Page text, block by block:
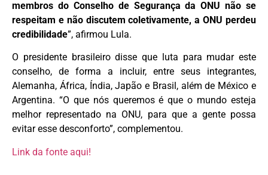
membros do Conselho de Segurança da ONU não se
respeitam e não discutem coletivamente, a ONU perdeu
credibilidade”, afirmou Lula.
O presidente brasileiro disse que luta para mudar este
conselho, de forma a incluir, entre seus integrantes,
Alemanha, África, Índia, Japão e Brasil, além de México e
Argentina. “O que nós queremos é que o mundo esteja
melhor representado na ONU, para que a gente possa
evitar esse desconforto”, complementou.
Link da fonte aqui!